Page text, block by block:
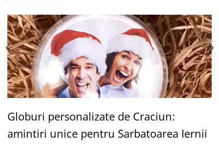
Globuri personalizate de Craciun:
amintiri unice pentru Sarbatoarea Iernii